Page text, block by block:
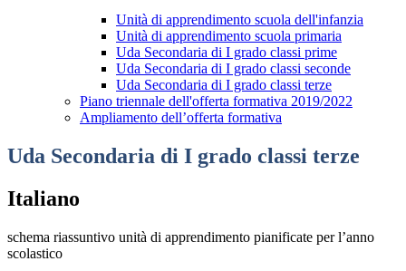
Unità di apprendimento scuola dell'infanzia
Unità di apprendimento scuola primaria
Uda Secondaria di I grado classi prime
Uda Secondaria di I grado classi seconde
Uda Secondaria di I grado classi terze
Piano triennale dell'offerta formativa 2019/2022
Ampliamento dell’offerta formativa
Uda Secondaria di I grado classi terze
Italiano
schema riassuntivo unità di apprendimento pianificate per l’anno
scolastico